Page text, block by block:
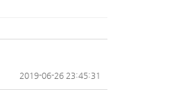
2019-06-26 23:45:31